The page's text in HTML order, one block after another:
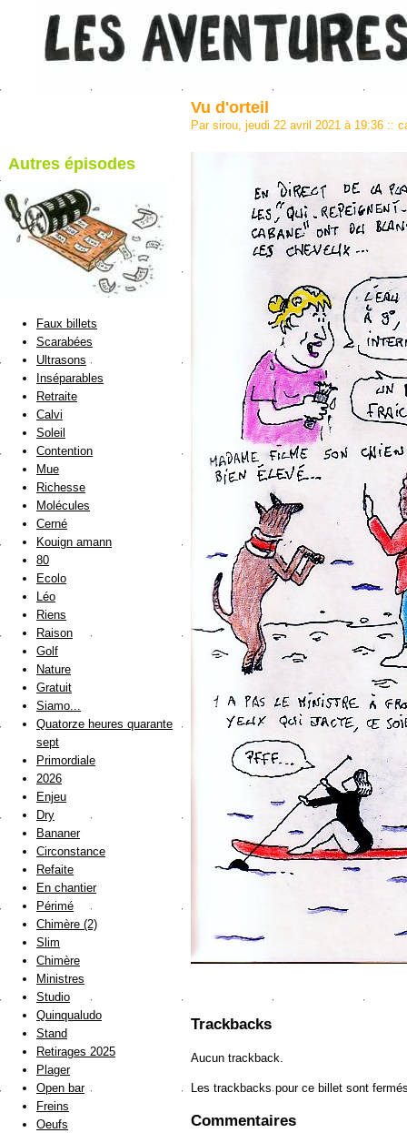
blog de Sirou
Vu d'orteil
Par sirou, jeudi 22 avril 2021 à 19:36 ::
Trackbacks
Aucun trackback.
Les trackbacks pour ce billet sont
Commentaires
Autres épisodes
Faux billets
Scarabées
Ultrasons
Inséparables
Retraite
Calvi
Soleil
Contention
Mue
Richesse
Molécules
Cerné
Kouign amann
80
Ecolo
Léo
Riens
Raison
Golf
Nature
Gratuit
Siamo...
Quatorze heures quarante
sept
Primordiale
2026
Enjeu
Dry
Bananer
Circonstance
Refaite
En chantier
Périmé
Chimère (2)
Slim
Chimère
Ministres
Studio
Quinqualudo
Stand
Retirages 2025
Plager
Open bar
Freins
Oeufs